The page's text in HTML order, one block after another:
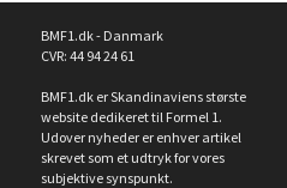
BMF1.dk - Danmark
CVR: 44 94 24 61
BMF1.dk er Skandinaviens største
website dedikeret til Formel 1.
Udover nyheder er enhver artikel
skrevet som et udtryk for vores
subjektive synspunkt.